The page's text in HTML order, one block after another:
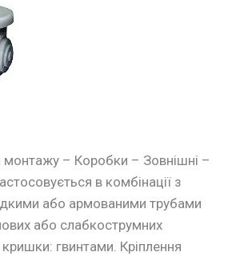
– Коробки – Зовнішні –
в комбінації з
або армованими трубами
або слабкострумних
гвинтами. Кріплення